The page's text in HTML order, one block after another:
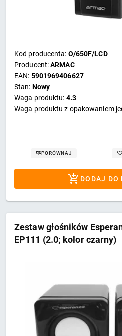
Kod producenta: O/650F/LCD
Producent:ARMAC
EAN: 5901969406627
Stan: Nowy
Waga produktu: 4.3
Waga produktu z opakowaniem
PORÓWNAJ
DODAJ DO
Zestaw głośników
EP111 (2.0; kolor czarny)